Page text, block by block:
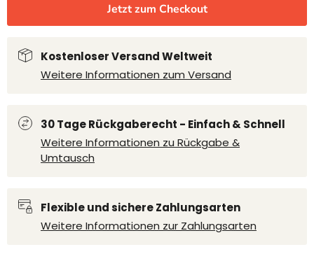
Jetzt zum Checkout
Kostenloser Versand Weltweit
Weitere Informationen zum Versand
30 Tage Rückgaberecht - Einfach & Schnell
Weitere Informationen zu Rückgabe &
Umtausch
Flexible und sichere Zahlungsarten
Weitere Informationen zur Zahlungsarten